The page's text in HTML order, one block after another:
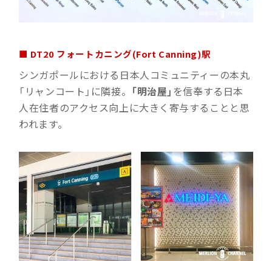
■ DT20 フォートカニング(Fort Canning)駅
シンガポールにおける日本人コミュニティーの本丸
「リャンコート」に隣接。 「明治屋」 を信奉する日本
人在住者のアクセス向上に大きく寄与することと思
われます。